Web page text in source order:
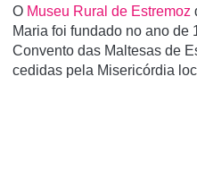
O Museu Rural de Estremoz
Maria foi fundado no ano de
Convento das Maltesas de
cedidas pela Misericórdia